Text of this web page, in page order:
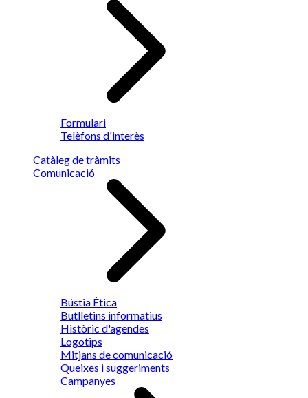
Formulari
Telèfons d'interès
Catàleg de tràmits
Comunicació
Bústia Ètica
Butlletins informatius
Històric d'agendes
Logotips
Mitjans de comunicació
Queixes i suggeriments
Campanyes